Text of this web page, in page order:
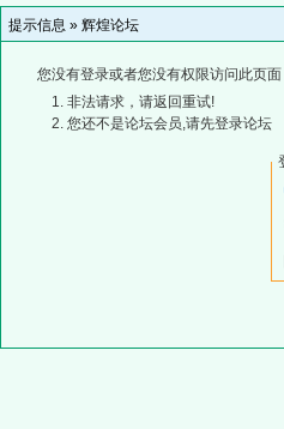
提示信息 » 辉煌论坛
您没有登录或者您没有权限访问此页
非法请求，请返回重试!
您还不是论坛会员,请先登录论坛